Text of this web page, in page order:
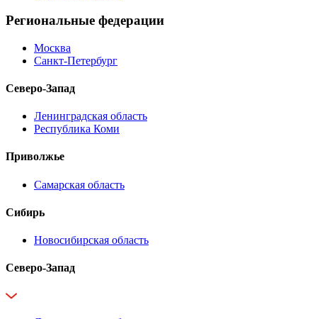
Региональные федерации
Москва
Санкт-Петербург
Северо-Запад
Ленинградская область
Республика Коми
Приволжье
Самарская область
Сибирь
Новосибирская область
Северо-Запад